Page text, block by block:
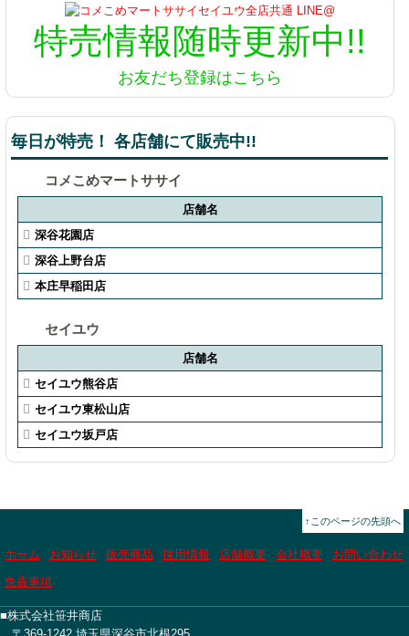
特売情報随時更新中!!
お友だち登録はこちら
毎日が特売！ 各店舗にて販売中!!
コメこめマートササイ
店舗名
深谷花園店
深谷上野台店
本庄早稲田店
セイユウ
店舗名
セイユウ熊谷店
セイユウ東松山店
セイユウ坂戸店
↑このページの先頭へ
ホーム お知らせ 販売商品 採用情報 店舗概要 会社概要
お問い合わせ
免責事項
■株式会社笹井商店